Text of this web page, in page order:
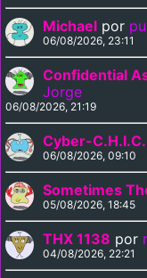
Michael por
06/08/2026, 23:11
Confidential
Jorge
06/08/2026, 21:19
Cyber-C.H.I.C.
06/08/2026, 09:10
Sometimes
05/08/2026, 18:45
THX 1138 por
04/08/2026, 22:21